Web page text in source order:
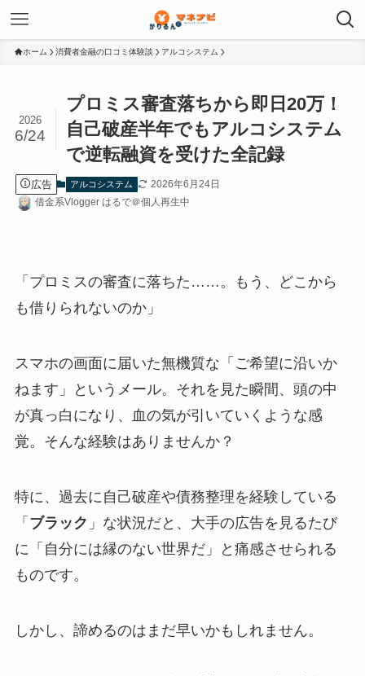
ホーム 消費者金融の口コミ体験談 アルコシステム
プロミス審査落ちから即日20万！
自己破産半年でもアルコシステム
で逆転融資を受けた全記録
2026
6/24
広告 アルコシステム
2026年6月24日
借金系Vlogger はるで＠個人再生中
「プロミスの審査に落ちた……。もう、どこから
も借りられないのか」
スマホの画面に届いた無機質な「ご希望に沿いか
ねます」というメール。それを見た瞬間、頭の中
が真っ白になり、血の気が引いていくような感
覚。そんな経験はありませんか？
特に、過去に自己破産や債務整理を経験している
「 ブラック 」な状況だと、大手の広告を見るたび
に「自分には縁のない世界だ」と痛感させられる
ものです。
しかし、諦めるのはまだ早いかもしれません。